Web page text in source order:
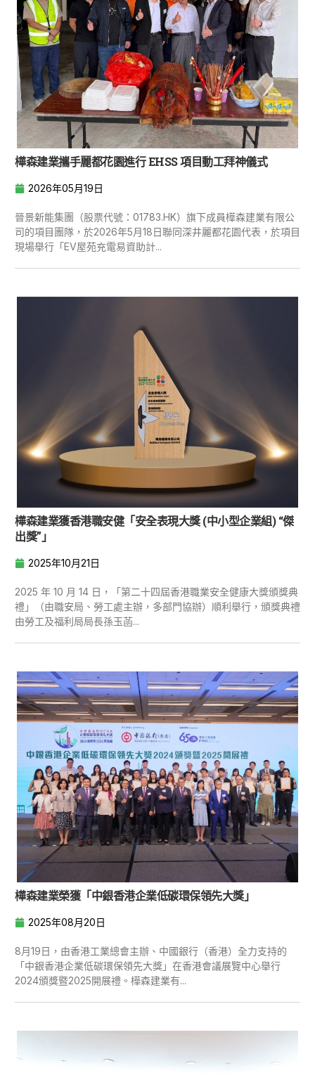
樺森建業攜手麗都花園進行 EHSS 項目動工拜神儀式
2026年05月19日
晉景新能集團（股票代號：01783.HK）旗下成員樺森建業有限公
司的項目團隊，於2026年5月18日聯同深井麗都花園代表，於項目
現場舉行「EV屋苑充電易資助計...
樺森建業獲香港職安健「安全表現大獎 (中小型企業組) “傑
出獎”」
2025年10月21日
2025 年 10 月 14 日，「第二十四屆香港職業安全健康大獎頒獎典
禮」（由職安局、勞工處主辦，多部門協辦）順利舉行，頒獎典禮
由勞工及福利局局長孫玉菡...
樺森建業榮獲「中銀香港企業低碳環保領先大獎」
2025年08月20日
8月19日，由香港工業總會主辦、中國銀行（香港）全力支持的
「中銀香港企業低碳環保領先大獎」在香港會議展覽中心舉行
2024頒獎暨2025開展禮。樺森建業有...